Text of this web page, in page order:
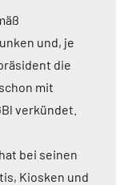
und, je
die
mit
verkündet.
bei seinen
Kiosken und